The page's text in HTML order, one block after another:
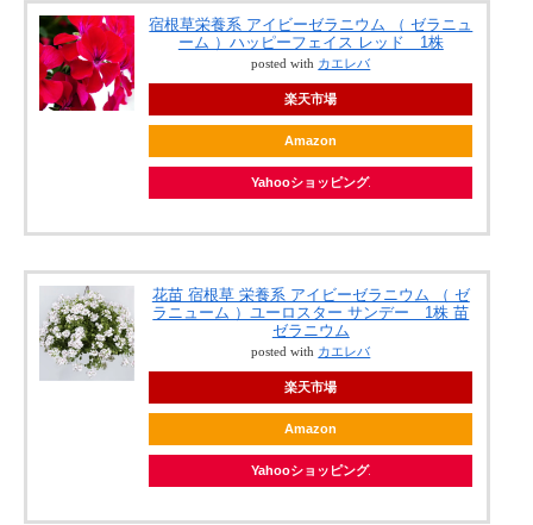
宿根草栄養系 アイビーゼラニウム （ ゼラニュ
ーム ）ハッピーフェイス レッド 1株
posted with カエレバ
楽天市場
Amazon
Yahooショッピング
花苗 宿根草 栄養系 アイビーゼラニウム （ ゼ
ラニューム ）ユーロスター サンデー 1株 苗
ゼラニウム
posted with カエレバ
楽天市場
Amazon
Yahooショッピング